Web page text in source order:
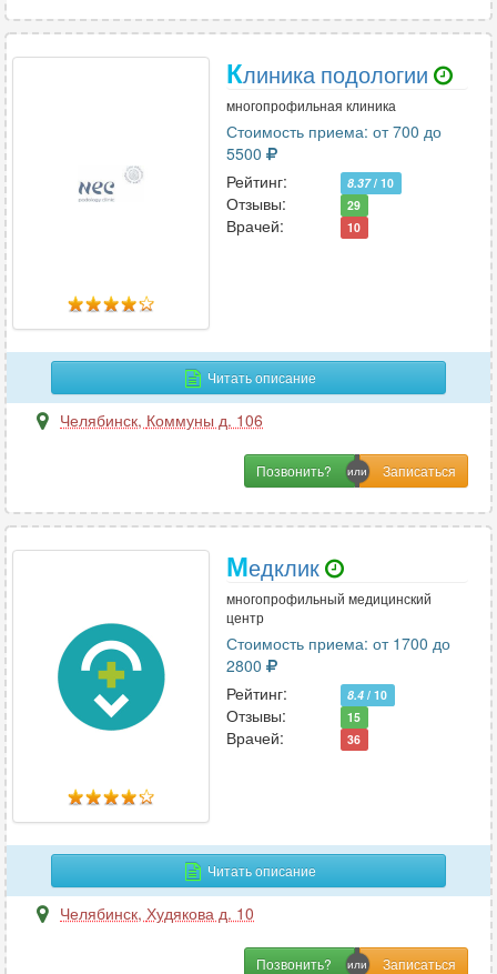
Клиника подологии
многопрофильная клиника
Стоимость приема: от 700 до
5500
Рейтинг:
8.37/ 10
Отзывы: 29
Врачей: 10
Читать описание
Челябинск, Коммуны д. 106
Позвонить?
Медклик
многопрофильный медицинский
центр
Стоимость приема: от 1700 до
2800
Рейтинг:
8.4 / 10
Отзывы: 15
Врачей: 36
Читать описание
Челябинск, Худякова д. 10
Позвонить?